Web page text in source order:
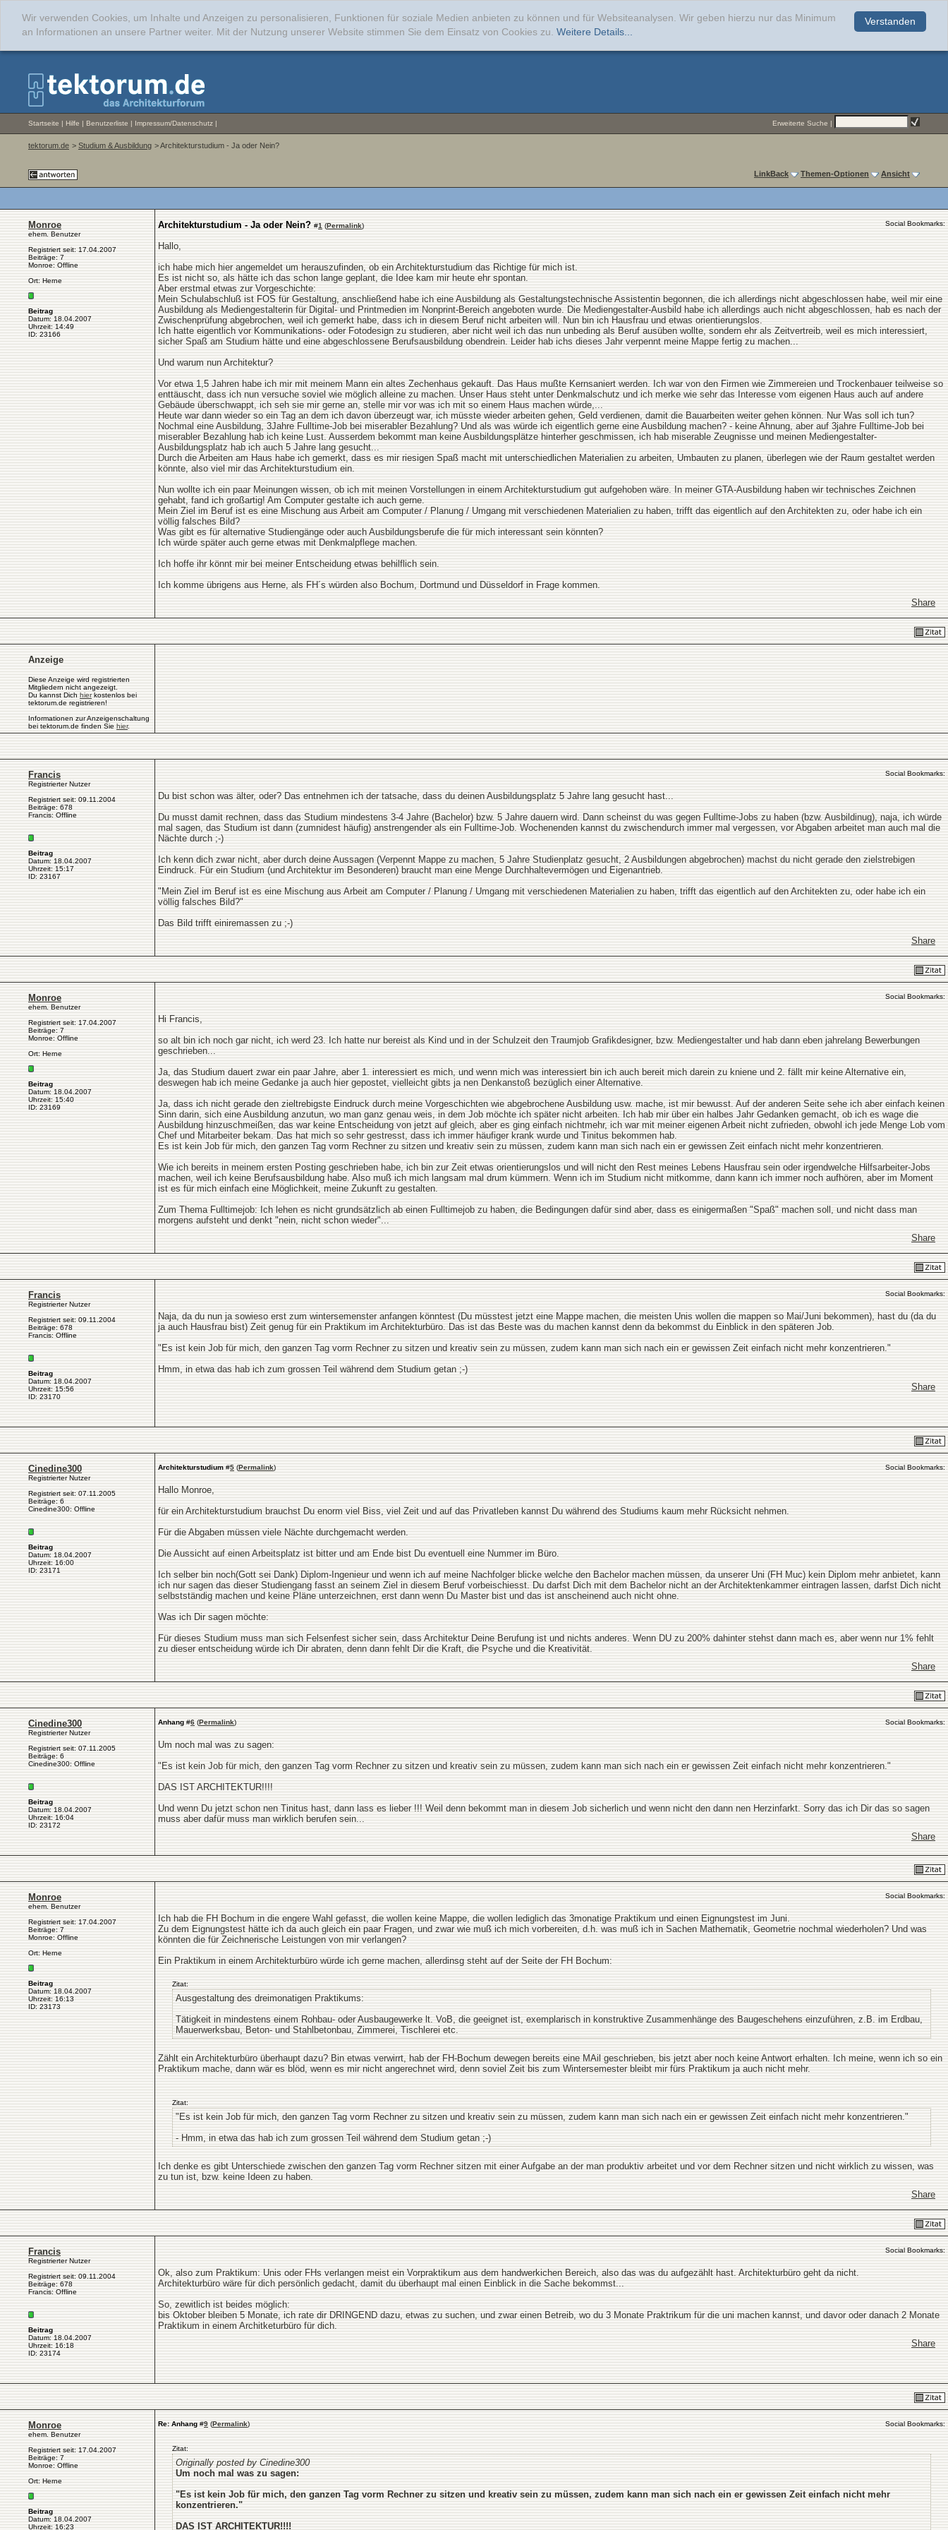
Verstanden
Wir verwenden Cookies, um Inhalte und Anzeigen zu personalisieren, Funktionen für soziale Medien anbieten zu können und für Websiteanalysen. Wir geben hierzu nur das Minimum
an Informationen an unsere Partner weiter. Mit der Nutzung unserer Website stimmen Sie dem Einsatz von Cookies zu. Weitere Details...
Startseite | Hilfe | Benutzerliste | Impressum/Datenschutz | Erweiterte Suche |
tektorum.de > Studium & Ausbildung > Architekturstudium - Ja oder Nein?
LinkBack Themen-Optionen Ansicht
Monroe
ehem. Benutzer
Registriert seit: 17.04.2007
Beiträge: 7
Monroe: Offline
Ort: Herne
Beitrag
Datum: 18.04.2007
Uhrzeit: 14:49
ID: 23166
Architekturstudium - Ja oder Nein? #1 (Permalink) Social Bookmarks:
Hallo,
ich habe mich hier angemeldet um herauszufinden, ob ein Architekturstudium das Richtige für mich ist.
Es ist nicht so, als hätte ich das schon lange geplant, die Idee kam mir heute ehr spontan.
Aber erstmal etwas zur Vorgeschichte:
Mein Schulabschluß ist FOS für Gestaltung, anschließend habe ich eine Ausbildung als Gestaltungstechnische Assistentin begonnen, die ich allerdings nicht abgeschlossen habe, weil mir eine
Ausbildung als Mediengestalterin für Digital- und Printmedien im Nonprint-Bereich angeboten wurde. Die Mediengestalter-Ausbild habe ich allerdings auch nicht abgeschlossen, hab es nach der
Zwischenprüfung abgebrochen, weil ich gemerkt habe, dass ich in diesem Beruf nicht arbeiten will. Nun bin ich Hausfrau und etwas orientierungslos.
Ich hatte eigentlich vor Kommunikations- oder Fotodesign zu studieren, aber nicht weil ich das nun unbeding als Beruf ausüben wollte, sondern ehr als Zeitvertreib, weil es mich interessiert,
sicher Spaß am Studium hätte und eine abgeschlossene Berufsausbildung obendrein. Leider hab ichs dieses Jahr verpennt meine Mappe fertig zu machen...
Und warum nun Architektur?
Vor etwa 1,5 Jahren habe ich mir mit meinem Mann ein altes Zechenhaus gekauft. Das Haus mußte Kernsaniert werden. Ich war von den Firmen wie Zimmereien und Trockenbauer teilweise so
enttäuscht, dass ich nun versuche soviel wie möglich alleine zu machen. Unser Haus steht unter Denkmalschutz und ich merke wie sehr das Interesse vom eigenen Haus auch auf andere
Gebäude überschwappt, ich seh sie mir gerne an, stelle mir vor was ich mit so einem Haus machen würde,...
Heute war dann wieder so ein Tag an dem ich davon überzeugt war, ich müsste wieder arbeiten gehen, Geld verdienen, damit die Bauarbeiten weiter gehen können. Nur Was soll ich tun?
Nochmal eine Ausbildung, 3Jahre Fulltime-Job bei miserabler Bezahlung? Und als was würde ich eigentlich gerne eine Ausbildung machen? - keine Ahnung, aber auf 3jahre Fulltime-Job bei
miserabler Bezahlung hab ich keine Lust. Ausserdem bekommt man keine Ausbildungsplätze hinterher geschmissen, ich hab miserable Zeugnisse und meinen Mediengestalter-
Ausbildungsplatz hab ich auch 5 Jahre lang gesucht...
Durch die Arbeiten am Haus habe ich gemerkt, dass es mir riesigen Spaß macht mit unterschiedlichen Materialien zu arbeiten, Umbauten zu planen, überlegen wie der Raum gestaltet werden
könnte, also viel mir das Architekturstudium ein.
Nun wollte ich ein paar Meinungen wissen, ob ich mit meinen Vorstellungen in einem Architekturstudium gut aufgehoben wäre. In meiner GTA-Ausbildung haben wir technisches Zeichnen
gehabt, fand ich großartig! Am Computer gestalte ich auch gerne.
Mein Ziel im Beruf ist es eine Mischung aus Arbeit am Computer / Planung / Umgang mit verschiedenen Materialien zu haben, trifft das eigentlich auf den Architekten zu, oder habe ich ein
völlig falsches Bild?
Was gibt es für alternative Studiengänge oder auch Ausbildungsberufe die für mich interessant sein könnten?
Ich würde später auch gerne etwas mit Denkmalpflege machen.
Ich hoffe ihr könnt mir bei meiner Entscheidung etwas behilflich sein.
Ich komme übrigens aus Herne, als FH´s würden also Bochum, Dortmund und Düsseldorf in Frage kommen.
Share
Anzeige
Diese Anzeige wird registrierten
Mitgliedern nicht angezeigt.
Du kannst Dich hierkostenlos bei
tektorum.de registrieren!
Informationen zur Anzeigenschaltung
bei tektorum.de finden Sie hier.
Francis
Registrierter Nutzer
Registriert seit: 09.11.2004
Beiträge: 678
Francis: Offline
Beitrag
Datum: 18.04.2007
Uhrzeit: 15:17
ID: 23167
Social Bookmarks:
Du bist schon was älter, oder? Das entnehmen ich der tatsache, dass du deinen Ausbildungsplatz 5 Jahre lang gesucht hast...
Du musst damit rechnen, dass das Studium mindestens 3-4 Jahre (Bachelor) bzw. 5 Jahre dauern wird. Dann scheinst du was gegen Fulltime-Jobs zu haben (bzw. Ausbildinug), naja, ich würde
mal sagen, das Studium ist dann (zumnidest häufig) anstrengender als ein Fulltime-Job. Wochenenden kannst du zwischendurch immer mal vergessen, vor Abgaben arbeitet man auch mal die
Nächte durch ;-)
Ich kenn dich zwar nicht, aber durch deine Aussagen (Verpennt Mappe zu machen, 5 Jahre Studienplatz gesucht, 2 Ausbildungen abgebrochen) machst du nicht gerade den zielstrebigen
Eindruck. Für ein Studium (und Architektur im Besonderen) braucht man eine Menge Durchhaltevermögen und Eigenantrieb.
"Mein Ziel im Beruf ist es eine Mischung aus Arbeit am Computer / Planung / Umgang mit verschiedenen Materialien zu haben, trifft das eigentlich auf den Architekten zu, oder habe ich ein
völlig falsches Bild?"
Das Bild trifft einiremassen zu ;-)
Share
Monroe
ehem. Benutzer
Registriert seit: 17.04.2007
Beiträge: 7
Monroe: Offline
Ort: Herne
Beitrag
Datum: 18.04.2007
Uhrzeit: 15:40
ID: 23169
Social Bookmarks:
Hi Francis,
so alt bin ich noch gar nicht, ich werd 23. Ich hatte nur bereist als Kind und in der Schulzeit den Traumjob Grafikdesigner, bzw. Mediengestalter und hab dann eben jahrelang Bewerbungen
geschrieben...
Ja, das Studium dauert zwar ein paar Jahre, aber 1. interessiert es mich, und wenn mich was interessiert bin ich auch bereit mich darein zu kniene und 2. fällt mir keine Alternative ein,
deswegen hab ich meine Gedanke ja auch hier gepostet, vielleicht gibts ja nen Denkanstoß bezüglich einer Alternative.
Ja, dass ich nicht gerade den zieltrebigste Eindruck durch meine Vorgeschichten wie abgebrochene Ausbildung usw. mache, ist mir bewusst. Auf der anderen Seite sehe ich aber einfach keinen
Sinn darin, sich eine Ausbildung anzutun, wo man ganz genau weis, in dem Job möchte ich später nicht arbeiten. Ich hab mir über ein halbes Jahr Gedanken gemacht, ob ich es wage die
Ausbildung hinzuschmeißen, das war keine Entscheidung von jetzt auf gleich, aber es ging einfach nichtmehr, ich war mit meiner eigenen Arbeit nicht zufrieden, obwohl ich jede Menge Lob vom
Chef und Mitarbeiter bekam. Das hat mich so sehr gestresst, dass ich immer häufiger krank wurde und Tinitus bekommen hab.
Es ist kein Job für mich, den ganzen Tag vorm Rechner zu sitzen und kreativ sein zu müssen, zudem kann man sich nach ein er gewissen Zeit einfach nicht mehr konzentrieren.
Wie ich bereits in meinem ersten Posting geschrieben habe, ich bin zur Zeit etwas orientierungslos und will nicht den Rest meines Lebens Hausfrau sein oder irgendwelche Hilfsarbeiter-Jobs
machen, weil ich keine Berufsausbildung habe. Also muß ich mich langsam mal drum kümmern. Wenn ich im Studium nicht mitkomme, dann kann ich immer noch aufhören, aber im Moment
ist es für mich einfach eine Möglichkeit, meine Zukunft zu gestalten.
Zum Thema Fulltimejob: Ich lehen es nicht grundsätzlich ab einen Fulltimejob zu haben, die Bedingungen dafür sind aber, dass es einigermaßen "Spaß" machen soll, und nicht dass man
morgens aufsteht und denkt "nein, nicht schon wieder"...
Share
Francis
Registrierter Nutzer
Registriert seit: 09.11.2004
Beiträge: 678
Francis: Offline
Beitrag
Datum: 18.04.2007
Uhrzeit: 15:56
ID: 23170
Social Bookmarks:
Naja, da du nun ja sowieso erst zum wintersemenster anfangen könntest (Du müsstest jetzt eine Mappe machen, die meisten Unis wollen die mappen so Mai/Juni bekommen), hast du (da du
ja auch Hausfrau bist) Zeit genug für ein Praktikum im Architekturbüro. Das ist das Beste was du machen kannst denn da bekommst du Einblick in den späteren Job.
"Es ist kein Job für mich, den ganzen Tag vorm Rechner zu sitzen und kreativ sein zu müssen, zudem kann man sich nach ein er gewissen Zeit einfach nicht mehr konzentrieren."
Hmm, in etwa das hab ich zum grossen Teil während dem Studium getan ;-)
Share
Cinedine300
Registrierter Nutzer
Registriert seit: 07.11.2005
Beiträge: 6
Cinedine300: Offline
Beitrag
Datum: 18.04.2007
Uhrzeit: 16:00
ID: 23171
Architekturstudium #5 (Permalink) Social Bookmarks:
Hallo Monroe,
für ein Architekturstudium brauchst Du enorm viel Biss, viel Zeit und auf das Privatleben kannst Du während des Studiums kaum mehr Rücksicht nehmen.
Für die Abgaben müssen viele Nächte durchgemacht werden.
Die Aussicht auf einen Arbeitsplatz ist bitter und am Ende bist Du eventuell eine Nummer im Büro.
Ich selber bin noch(Gott sei Dank) Diplom-Ingenieur und wenn ich auf meine Nachfolger blicke welche den Bachelor machen müssen, da unserer Uni (FH Muc) kein Diplom mehr anbietet, kann
ich nur sagen das dieser Studiengang fasst an seinem Ziel in diesem Beruf vorbeischiesst. Du darfst Dich mit dem Bachelor nicht an der Architektenkammer eintragen lassen, darfst Dich nicht
selbstständig machen und keine Pläne unterzeichnen, erst dann wenn Du Master bist und das ist anscheinend auch nicht ohne.
Was ich Dir sagen möchte:
Für dieses Studium muss man sich Felsenfest sicher sein, dass Architektur Deine Berufung ist und nichts anderes. Wenn DU zu 200% dahinter stehst dann mach es, aber wenn nur 1% fehlt
zu dieser entscheidung würde ich Dir abraten, denn dann fehlt Dir die Kraft, die Psyche und die Kreativität.
Share
Cinedine300
Registrierter Nutzer
Registriert seit: 07.11.2005
Beiträge: 6
Cinedine300: Offline
Beitrag
Datum: 18.04.2007
Uhrzeit: 16:04
ID: 23172
Anhang #6 (Permalink) Social Bookmarks:
Um noch mal was zu sagen:
"Es ist kein Job für mich, den ganzen Tag vorm Rechner zu sitzen und kreativ sein zu müssen, zudem kann man sich nach ein er gewissen Zeit einfach nicht mehr konzentrieren."
DAS IST ARCHITEKTUR!!!!
Und wenn Du jetzt schon nen Tinitus hast, dann lass es lieber !!! Weil denn bekommt man in diesem Job sicherlich und wenn nicht den dann nen Herzinfarkt. Sorry das ich Dir das so sagen
muss aber dafür muss man wirklich berufen sein...
Share
Monroe
ehem. Benutzer
Registriert seit: 17.04.2007
Beiträge: 7
Monroe: Offline
Ort: Herne
Beitrag
Datum: 18.04.2007
Uhrzeit: 16:13
ID: 23173
Social Bookmarks:
Ich hab die FH Bochum in die engere Wahl gefasst, die wollen keine Mappe, die wollen lediglich das 3monatige Praktikum und einen Eignungstest im Juni.
Zu dem Eignungstest hätte ich da auch gleich ein paar Fragen, und zwar wie muß ich mich vorbereiten, d.h. was muß ich in Sachen Mathematik, Geometrie nochmal wiederholen? Und was
könnten die für Zeichnerische Leistungen von mir verlangen?
Ein Praktikum in einem Architekturbüro würde ich gerne machen, allerdinsg steht auf der Seite der FH Bochum:
Zitat:
Ausgestaltung des dreimonatigen Praktikums:
Tätigkeit in mindestens einem Rohbau- oder Ausbaugewerke lt. VoB, die geeignet ist, exemplarisch in konstruktive Zusammenhänge des Baugeschehens einzuführen, z.B. im Erdbau,
Mauerwerksbau, Beton- und Stahlbetonbau, Zimmerei, Tischlerei etc.
Zählt ein Architekturbüro überhaupt dazu? Bin etwas verwirrt, hab der FH-Bochum dewegen bereits eine MAil geschrieben, bis jetzt aber noch keine Antwort erhalten. Ich meine, wenn ich so ein
Praktikum mache, dann wär es blöd, wenn es mir nicht angerechnet wird, denn soviel Zeit bis zum Wintersemester bleibt mir fürs Praktikum ja auch nicht mehr.
Zitat:
"Es ist kein Job für mich, den ganzen Tag vorm Rechner zu sitzen und kreativ sein zu müssen, zudem kann man sich nach ein er gewissen Zeit einfach nicht mehr konzentrieren."
- Hmm, in etwa das hab ich zum grossen Teil während dem Studium getan ;-)
Ich denke es gibt Unterschiede zwischen den ganzen Tag vorm Rechner sitzen mit einer Aufgabe an der man produktiv arbeitet und vor dem Rechner sitzen und nicht wirklich zu wissen, was
zu tun ist, bzw. keine Ideen zu haben.
Share
Francis
Registrierter Nutzer
Registriert seit: 09.11.2004
Beiträge: 678
Francis: Offline
Beitrag
Datum: 18.04.2007
Uhrzeit: 16:18
ID: 23174
Social Bookmarks:
Ok, also zum Praktikum: Unis oder FHs verlangen meist ein Vorpraktikum aus dem handwerkichen Bereich, also das was du aufgezählt hast. Architekturbüro geht da nicht.
Architekturbüro wäre für dich persönlich gedacht, damit du überhaupt mal einen Einblick in die Sache bekommst...
So, zewitlich ist beides möglich:
bis Oktober bleiben 5 Monate, ich rate dir DRINGEND dazu, etwas zu suchen, und zwar einen Betreib, wo du 3 Monate Praktrikum für die uni machen kannst, und davor oder danach 2 Monate
Praktikum in einem Architketurbüro für dich.
Share
Monroe
ehem. Benutzer
Registriert seit: 17.04.2007
Beiträge: 7
Monroe: Offline
Ort: Herne
Beitrag
Datum: 18.04.2007
Uhrzeit: 16:23
Re: Anhang #9 (Permalink) Social Bookmarks:
Zitat:
Originally posted by Cinedine300
Um noch mal was zu sagen:
"Es ist kein Job für mich, den ganzen Tag vorm Rechner zu sitzen und kreativ sein zu müssen, zudem kann man sich nach ein er gewissen Zeit einfach nicht mehr
konzentrieren."
DAS IST ARCHITEKTUR!!!!